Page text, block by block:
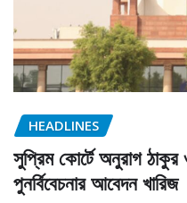
HEADLINES
সুপ্রিম কোর্টে অনুরাগ ঠাকুর
পুনর্বিবেচনার আবেদন খারিজ